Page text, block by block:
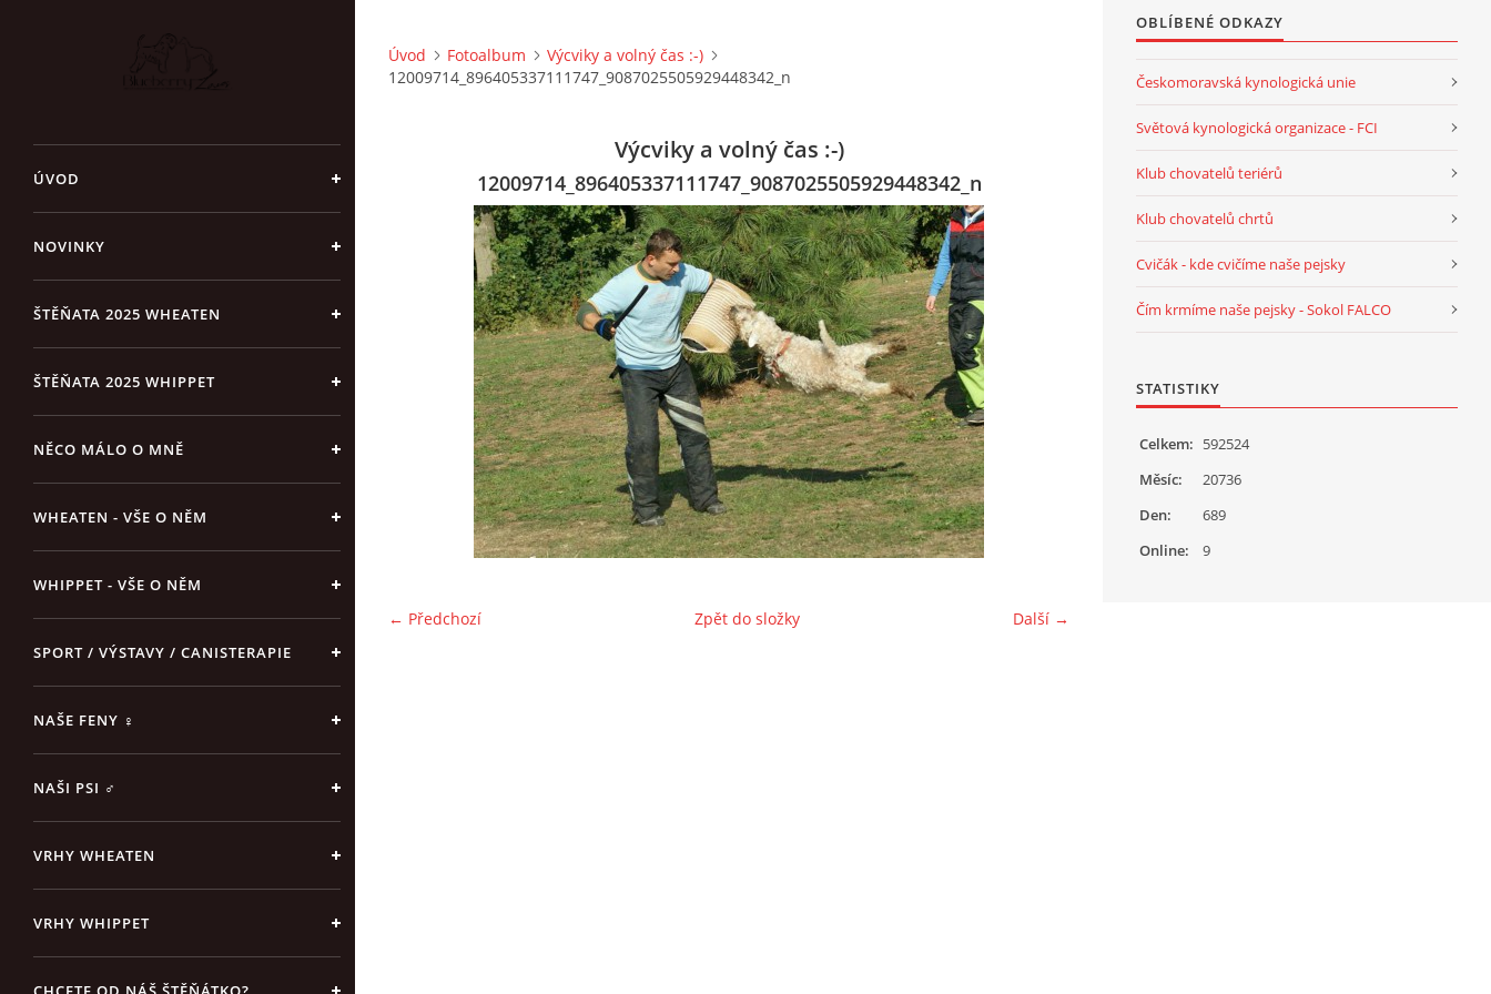
ÚVOD
NOVINKY
ŠTĚŇATA 2025 WHEATEN
ŠTĚŇATA 2025 WHIPPET
NĚCO MÁLO O MNĚ
WHEATEN - VŠE O NĚM
WHIPPET - VŠE O NĚM
SPORT / VÝSTAVY / CANISTERAPIE
NAŠE FENY ♀
NAŠI PSI ♂
VRHY WHEATEN
VRHY WHIPPET
Úvod Fotoalbum
Výcviky a volný čas :-)
12009714_896405337111747_9087025505929448342_n
Výcviky a volný čas :-)
12009714_896405337111747_9087025505929448342_n
← Předchozí Další →
Zpět do složky
OBLÍBENÉ ODKAZY
Českomoravská kynologická unie
Světová kynologická organizace - FCI
Klub chovatelů teriérů
Klub chovatelů chrtů
Cvičák - kde cvičíme naše pejsky
Čím krmíme naše pejsky - Sokol FALCO
STATISTIKY
Online: 9
Celkem: 592524
Měsíc:
20736
Den:
689